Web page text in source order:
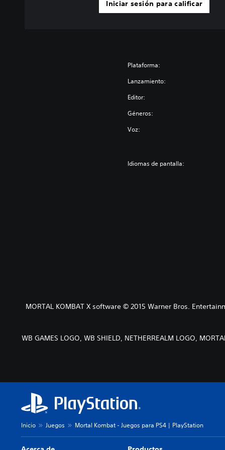
Iniciar sesión para calificar
Plataforma:
Lanzamiento:
Editor:
Géneros:
Voz:
Idiomas de pantalla:
MORTAL KOMBAT X software © 2015 Warner Bros.
WB GAMES LOGO, WB SHIELD, NETHERREALM LOGO,
Inicio Juegos Mortal Kombat - Juegos para PS4 | PlayStation